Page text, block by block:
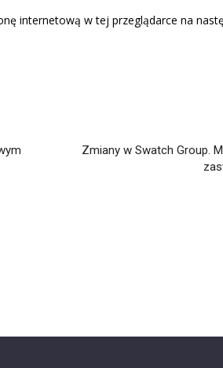
internetową w tej przeglądarce na
Zmiany w Swatch Group.